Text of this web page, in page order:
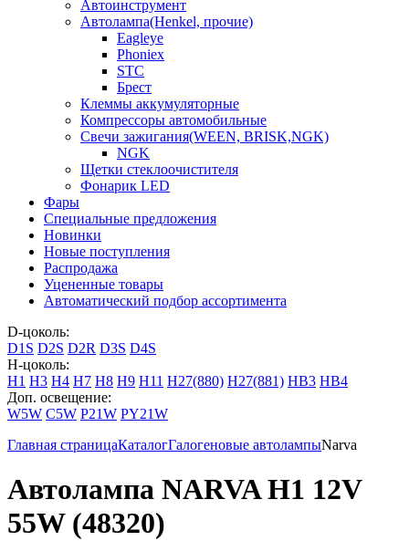
Автоинструмент
Автолампа(Henkel, прочие)
Eagleye
Phoniex
STC
Брест
Клеммы аккумуляторные
Компрессоры автомобильные
Свечи зажигания(WEEN, BRISK,NGK)
NGK
Щетки стеклоочистителя
Фонарик LED
Фары
Специальные предложения
Новинки
Новые поступления
Распродажа
Уцененные товары
Автоматический подбор ассортимента
D-цоколь:
D1S D2S D2R D3S D4S
H-цоколь:
H1 H3 H4 H7 H8 H9 H11 H27(880) H27(881) HB3 HB4
Доп. освещение:
W5W C5W P21W PY21W
Главная страницаКаталогГалогеновые автолампыNarva
Автолампа NARVA H1 12V
55W (48320)